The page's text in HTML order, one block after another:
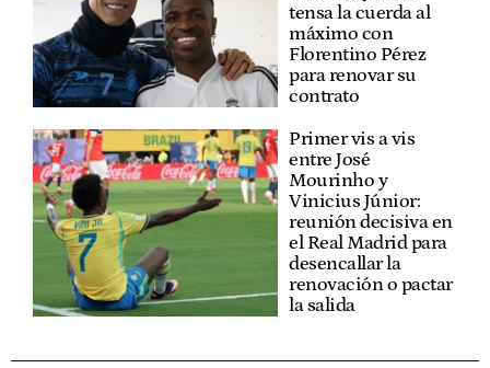
tensa la cuerda al
máximo con
Florentino Pérez
para renovar su
contrato
Primer vis a vis
entre José
Mourinho y
Vinicius Júnior:
reunión decisiva en
el Real Madrid para
desencallar la
renovación o pactar
la salida